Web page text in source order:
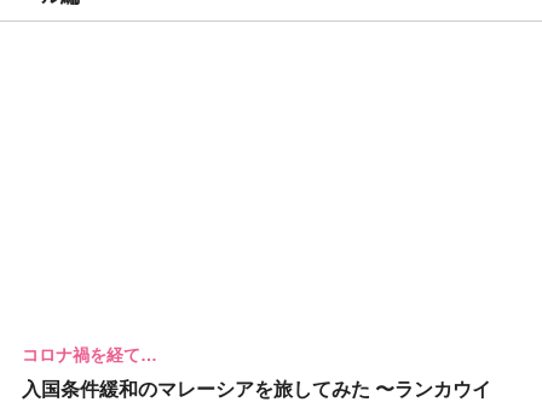
コロナ禍を経て…
入国条件緩和のマレーシアを旅してみた 〜ランカウイ